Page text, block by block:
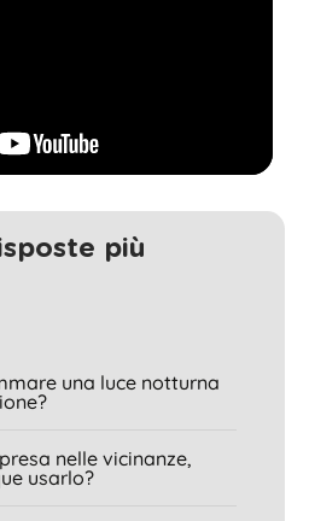
più
una luce notturna
nelle vicinanze,
usarlo?